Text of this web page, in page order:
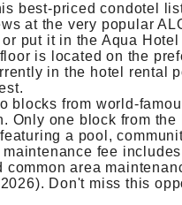
best-priced condotel
at the very popular
put it in the Aqua
is located on the
in the hotel rental
blocks from world-
Only one block from
a pool,
fee
common area
Don't miss this